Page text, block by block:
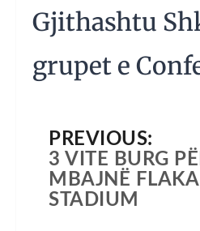
Gjithashtu
grupet e
PREVIOUS:
3 VITE BURG
MBAJNË
STADIUM